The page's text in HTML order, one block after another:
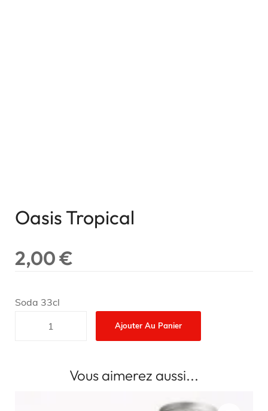
Oasis Tropical
2,00€
Soda 33cl
Ajouter Au Panier
Vous aimerez aussi...